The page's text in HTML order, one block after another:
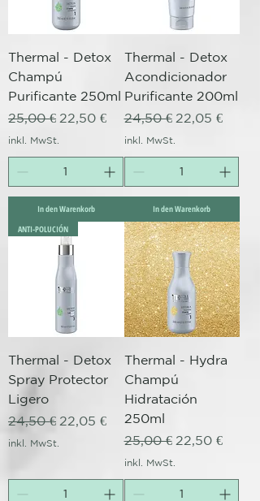
Thermal - Detox
Champú
Purificante 250ml
Standardpreis
25,00 € Sale-Preis
22,50 €
inkl. MwSt.
In den Warenkorb
Thermal - Detox
Acondicionador
Purificante 200ml
Standardpreis
24,50 € Sale-Preis
22,05 €
inkl. MwSt.
In den Warenkorb
ANTI-POLUCIÓN
Thermal - Detox
Spray Protector
Ligero
Standardpreis
24,50 € Sale-Preis
22,05 €
inkl. MwSt.
Thermal - Hydra
Champú
Hidratación
250ml
Standardpreis
25,00 € Sale-Preis
22,50 €
inkl. MwSt.